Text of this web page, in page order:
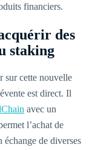
financiers.
des
staking
sur cette nouvelle
est direct. Il
avec un
l’achat de
de diverses